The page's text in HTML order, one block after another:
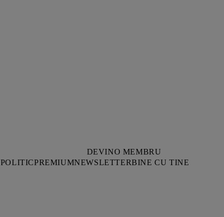
DEVINO MEMBRU
POLITICPREMIUMNEWSLETTERBINE CU TINE